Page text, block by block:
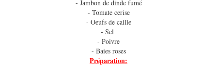
- Jambon de dinde fumé
- Tomate cerise
- Oeufs de caille
- Sel
- Poivre
- Baies roses
Préparation: